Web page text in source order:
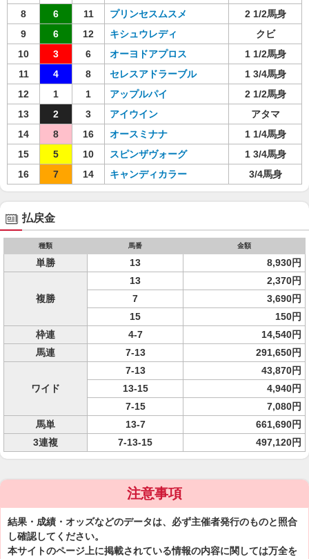
8
6 11 プリンセスムスメ
2 1/2馬身
9
6 12 キシュウレディ
クビ
10
3 6 オーヨドアプロス
1 1/2馬身
11
4 8 セレスアドラーブル
1 3/4馬身
12
1 1 アップルパイ
2 1/2馬身
13
2 3 アイウイン
アタマ
14
8 16 オースミナナ
1 1/4馬身
15
5 10 スピンザヴォーグ
1 3/4馬身
16
7 14 キャンディカラー 3/4馬身
払戻金
種類 馬番 金額
単勝 13 8,930円
複勝
13
2,370円
7
3,690円
15
150円
枠連
4-7
14,540円
馬連
7-13 291,650円
ワイド
7-13
43,870円
13-15
4,940円
7-15
7,080円
馬単
13-7
661,690円
3連複
7-13-15 497,120円
注意事項
結果・成績・オッズなどのデータは、必ず主催者発行のものと照合
し確認してください。
本サイトのページ上に掲載されている情報の内容に関しては万全を